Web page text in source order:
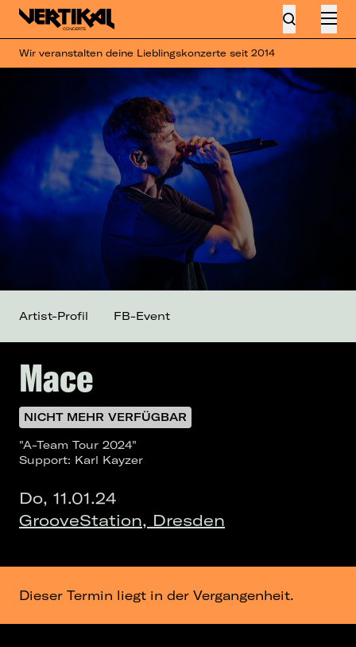
Wir veranstalten deine Lieblingskonzerte seit 2014
Mace
NICHT MEHR VERFÜGBAR
"A-Team Tour 2024"
Support: Karl Kayzer
Do, 11.01.24
GrooveStation, Dresden
Artist-Profil FB-Event
Dieser Termin liegt in der Vergangenheit.